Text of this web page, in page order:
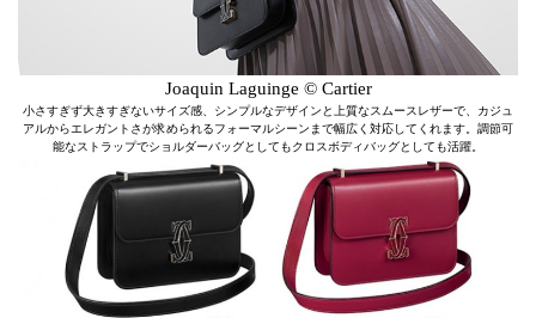
Joaquin Laguinge © Cartier
小さすぎず大きすぎないサイズ感、シンプルなデザインと上質なスムースレザーで、カジュ
アルからエレガントさが求められるフォーマルシーンまで幅広く対応してくれます。調節可
能なストラップでショルダーバッグとしてもクロスボディバッグとしても活躍。